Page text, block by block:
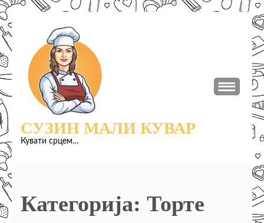
до
садржаја
(притисни
Ентер)
СУЗИН МАЛИ КУВАР
Кувати срцем…
Категорија: Торте